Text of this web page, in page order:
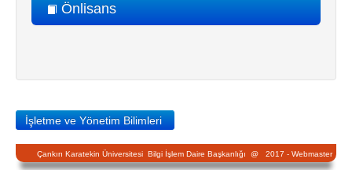
Önlisans
İşletme ve Yönetim Bilimleri
Çankırı Karatekin Üniversitesi Bilgi İşlem Daire Başkanlığı @ 2017 - Webmaster